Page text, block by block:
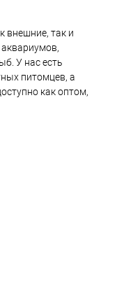
внешние, так и
У нас есть
питомцев, а
как оптом,